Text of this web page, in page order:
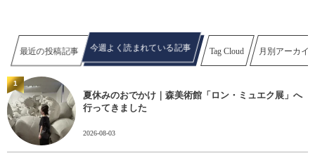
最近の投稿記事 今週よく読まれている記事 Tag Cloud 月別アーカイ
夏休みのおでかけ｜森美術館「ロン・ミュエク展」へ
行ってきました
2026-08-03
1